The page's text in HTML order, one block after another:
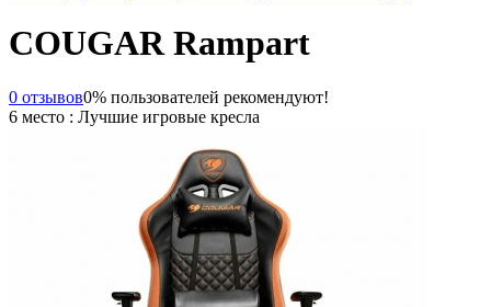
COUGAR Rampart
0 отзывов0% пользователей рекомендуют!
6 место : Лучшие игровые кресла